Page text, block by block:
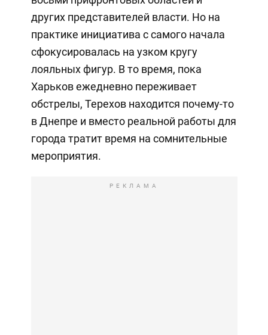
других представителей власти. Но на
практике инициатива с самого начала
сфокусировалась на узком кругу
лояльных фигур. В то время, пока
Харьков ежедневно переживает
обстрелы, Терехов находится почему-то
в Днепре и вместо реальной работы для
города тратит время на сомнительные
мероприятия.
РЕКЛАМА